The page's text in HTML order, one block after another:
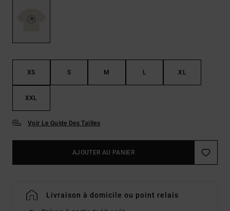
XS S M L XL
XXL
Voir Le Guide Des Tailles
AJOUTER AU PANIER
Livraison à domicile ou point relais